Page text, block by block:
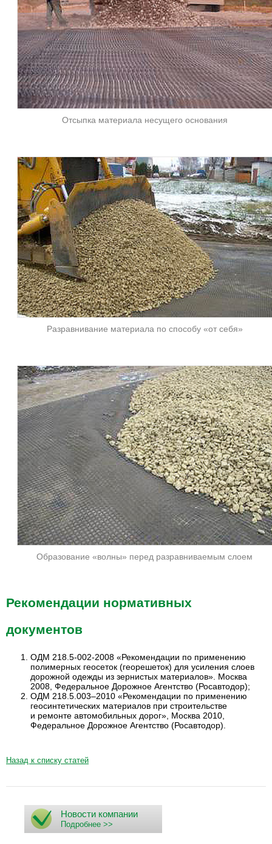
Отсыпка материала несущего основания
Разравнивание материала по способу «от себя»
Образование «волны» перед разравниваемым слоем
Рекомендации нормативных
документов
ОДМ 218. 5-002-2008 «Рекомендации по применению
полимерных геосеток (георешеток) для усиления слоев
дорожной одежды из зернистых материалов». Москва
2008, Федеральное Дорожное Агентство (Росавтодор);
ОДМ 218.5.003–2010 «Рекомендации по применению
геосинтетических материалов при строительстве
и ремонте автомобильных дорог», Москва 2010,
Федеральное Дорожное Агентство (Росавтодор).
Назад к списку статей
Новости компании
Подробнее >>